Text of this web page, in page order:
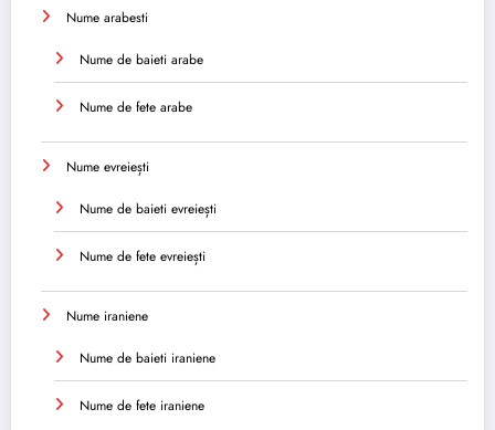
Nume arabesti
Nume de baieti arabe
Nume de fete arabe
Nume evreiești
Nume de baieti evreiești
Nume de fete evreiești
Nume iraniene
Nume de baieti iraniene
Nume de fete iraniene